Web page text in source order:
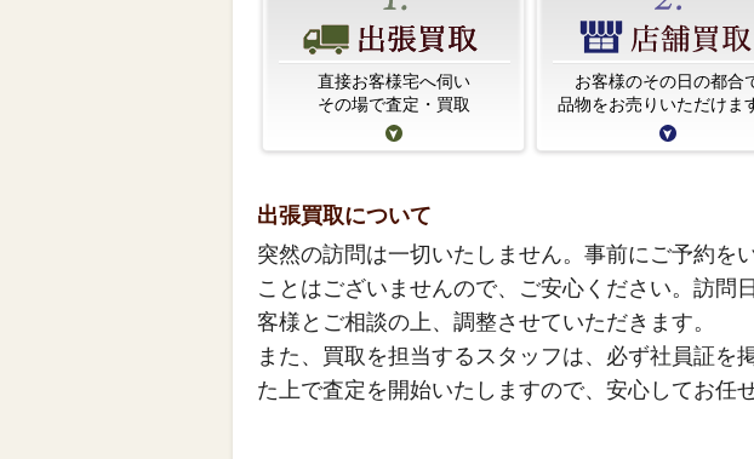
直接お客様宅へ伺い
その場で査定・買取
お客様のその日の都合
品物をお売りいただけま
出張買取について
突然の訪問は一切いたしません。事前にご予約を
ことはございませんので、ご安心ください。訪問
客様とご相談の上、調整させていただきます。
また、買取を担当するスタッフは、必ず社員証を
た上で査定を開始いたしますので、安心してお任